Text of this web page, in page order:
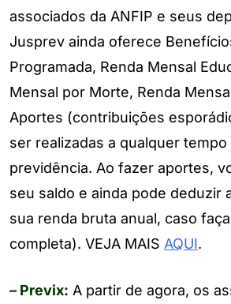
associados da ANFIP e seus
Jusprev ainda oferece
Programada, Renda Mensal
Mensal por Morte, Renda
Aportes (contribuições
ser realizadas a qualquer tempo
previdência. Ao fazer aportes,
seu saldo e ainda pode deduzir
sua renda bruta anual, caso
completa). VEJA MAIS AQUI.
– Previx: A partir de agora, os